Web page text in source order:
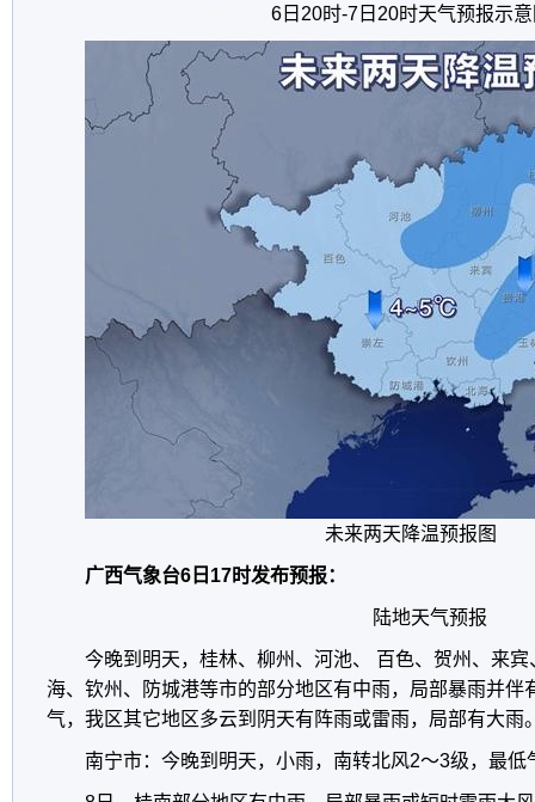
6日20时-7日20时天气预报示
未来两天降温预报图
广西气象台6日17时发布预报：
陆地天气预报
今晚到明天，桂林、柳州、河池、 百色、贺州、来
海、钦州、防城港等市的部分地区有中雨，局部暴雨并伴
气，我区其它地区多云到阴天有阵雨或雷雨，局部有大雨
南宁市：今晚到明天，小雨，南转北风2～3级，最